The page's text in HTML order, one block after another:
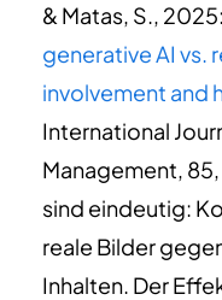
& Matas, S.,
generative AI vs.
involvement and
International
Management,
sind eindeutig:
reale Bilder
Inhalten. Der